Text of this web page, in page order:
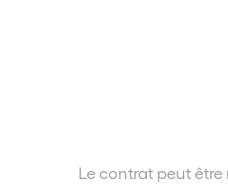
Le contrat peut être